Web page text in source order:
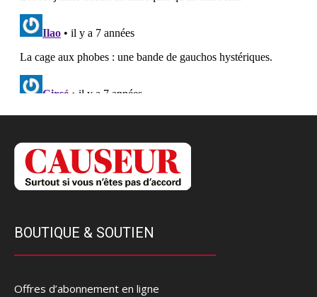
BOUTIQUE & SOUTIEN
Offres d’abonnement en ligne